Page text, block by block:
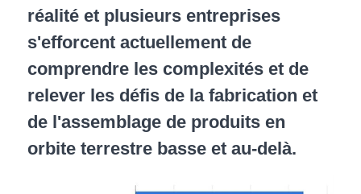
réalité et plusieurs entreprises
s'efforcent actuellement de
comprendre les complexités et de
relever les défis de la fabrication et
de l'assemblage de produits en
orbite terrestre basse et au-delà.